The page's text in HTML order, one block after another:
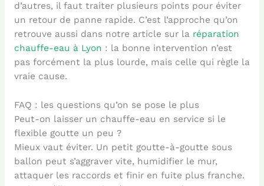
d’autres, il faut traiter plusieurs points pour éviter
un retour de panne rapide. C’est l’approche qu’on
retrouve aussi dans notre article sur la réparation
chauffe-eau à Lyon : la bonne intervention n’est
pas forcément la plus lourde, mais celle qui règle la
vraie cause.
FAQ : les questions qu’on se pose le plus
Peut-on laisser un chauffe-eau en service si le
flexible goutte un peu ?
Mieux vaut éviter. Un petit goutte-à-goutte sous
ballon peut s’aggraver vite, humidifier le mur,
attaquer les raccords et finir en fuite plus franche.